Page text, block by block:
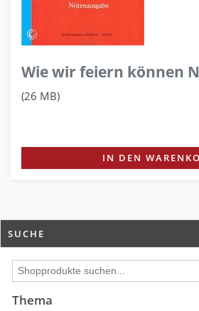
Wie wir feiern können
(26 MB)
IN DEN
SUCHE
Thema